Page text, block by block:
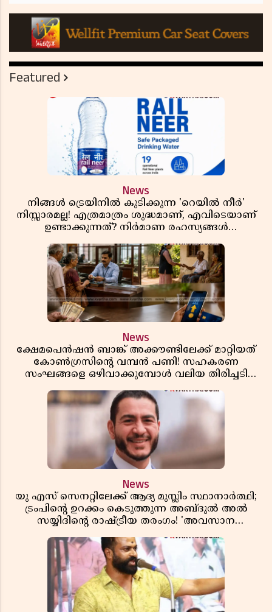
Featured
News
നിങ്ങൾ ട്രെയിനിൽ കുടിക്കുന്ന 'റെയിൽ നീർ'
നിസ്സാരമല്ല! എത്രമാത്രം ശുദ്ധമാണ്, എവിടെയാണ്
ഉണ്ടാക്കുന്നത്? നിർമാണ രഹസ്യങ്ങൾ
News
ക്ഷേമപെൻഷൻ ബാങ്ക് അക്കൗണ്ടിലേക്ക് മാറ്റിയത്
കോൺഗ്രസിന്റെ വമ്പൻ പണി! സഹകരണ
സംഘങ്ങളെ ഒഴിവാക്കുമ്പോൾ വലിയ തിരിച്ചടി
News
യു എസ് സെനറ്റിലേക്ക് ആദ്യ മുസ്ലിം സ്ഥാനാർത്ഥി;
ട്രംപിന്റെ ഉറക്കം കെടുത്തുന്ന അബ്ദുൽ അൽ
സയ്യിദിന്റെ രാഷ്ട്രീയ തരംഗം! 'അവസാന